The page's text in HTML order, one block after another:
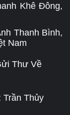
Khê Đông,
Thanh Bình,
Nam
Thư Về
Trần Thủy